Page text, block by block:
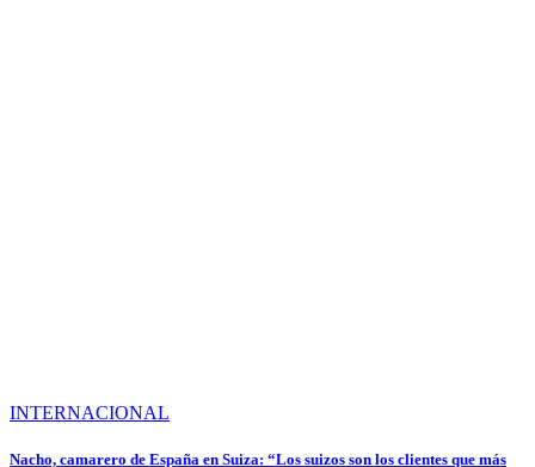
INTERNACIONAL
Nacho, camarero de España en Suiza: “Los suizos son los clientes que más